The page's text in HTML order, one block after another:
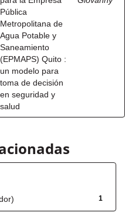
Pública
Metropolitana de
Agua Potable y
Saneamiento
(EPMAPS) Quito :
un modelo para
toma de decisión
en seguridad y
salud
1